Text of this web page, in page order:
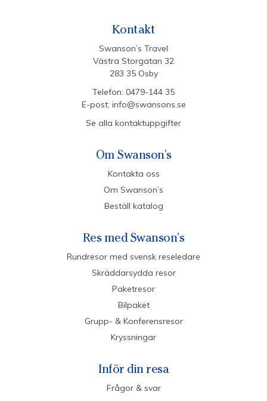
Kontakt
Swanson’s Travel
Västra Storgatan 32
283 35 Osby
Telefon: 0479-144 35
E-post: info@swansons.se
Se alla kontaktuppgifter
Om Swanson's
Kontakta oss
Om Swanson’s
Beställ katalog
Res med Swanson's
Rundresor med svensk reseledare
Skräddarsydda resor
Paketresor
Bilpaket
Grupp- & Konferensresor
Kryssningar
Inför din resa
Frågor & svar